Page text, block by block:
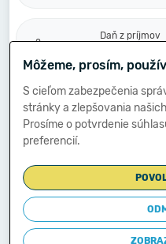
2.
Daň z príjmov
S.
Prevod
výsledku
hospodárenia
****
Výsledok
účtovné
zdanení (+/-)
Môžeme, prosím,
S cieľom zabezpečenia
stránky a zlepšovania
Prosíme o potvrdenie
preferencií.